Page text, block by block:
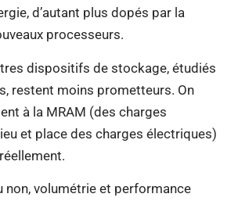
d’autant plus dopés par la
processeurs.
dispositifs de stockage, étudiés
restent moins prometteurs. On
à la MRAM (des charges
et place des charges électriques)
non, volumétrie et performance